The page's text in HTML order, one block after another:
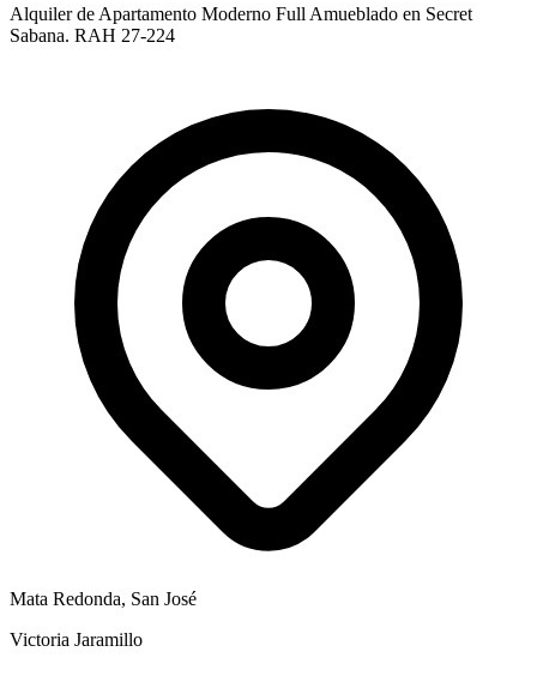
Alquiler de Apartamento Moderno Full Amueblado en Secret
Sabana. RAH 27-224
Mata Redonda, San José
Victoria Jaramillo